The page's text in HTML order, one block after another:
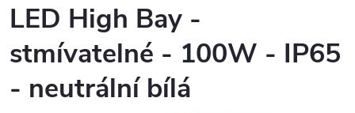
LED High Bay -
stmívatelné - 100W - IP65
- neutrální bílá